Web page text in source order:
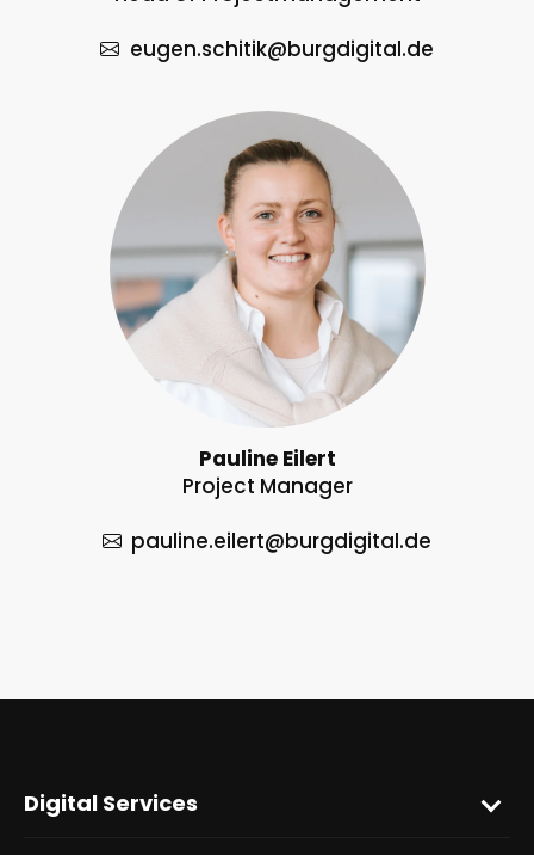
eugen.schitik@burgdigital.de
Pauline Eilert
Project Manager
pauline.eilert@burgdigital.de
Digital Services